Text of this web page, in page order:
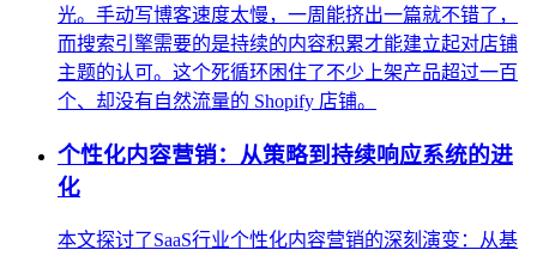
光。手动写博客速度太慢，一周能挤出一篇就不错了，
而搜索引擎需要的是持续的内容积累才能建立起对店铺
主题的认可。这个死循环困住了不少上架产品超过一百
个、却没有自然流量的 Shopify 店铺。
个性化内容营销：从策略到持续响应系统的进
化
本文探讨了SaaS行业个性化内容营销的深刻演变：从基